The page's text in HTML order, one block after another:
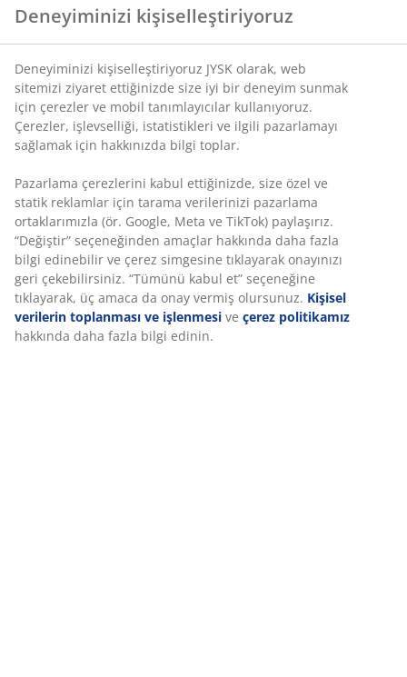
Fiyat garantisi
Satın alma işleminizde 30 günlük fiyat garantisi
Esnek teslimat seçenekleri
Seçtiğiniz hızlı ve kolay teslimat
katlanır masa. Toz kaplama çelikten çerçeve ve ayaklar.
Masa düz bir şekilde katlanabildiği için taşıması ve
saklaması kolaydır. G75 x U180 x Y74 cm
SKU: 3750000
Montaj talimatları
Deneyiminizi kişiselleştiriyoruz
Deneyiminizi kişiselleştiriyoruz JYSK olarak, web
sitemizi ziyaret ettiğinizde size iyi bir deneyim sunmak
için çerezler ve mobil tanımlayıcılar kullanıyoruz.
Çerezler, işlevselliği, istatistikleri ve ilgili pazarlamayı
sağlamak için hakkınızda bilgi toplar.
Pazarlama çerezlerini kabul ettiğinizde, size özel ve
statik reklamlar için tarama verilerinizi pazarlama
ortaklarımızla (ör. Google, Meta ve TikTok) paylaşırız.
“Değiştir” seçeneğinden amaçlar hakkında daha fazla
bilgi edinebilir ve çerez simgesine tıklayarak onayınızı
geri çekebilirsiniz. “Tümünü kabul et” seçeneğine
tıklayarak, üç amaca da onay vermiş olursunuz. Kişisel
verilerin toplanması ve işlenmesi ve çerez politikamız
hakkında daha fazla bilgi edinin.